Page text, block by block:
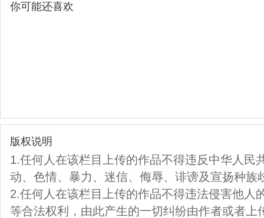
你可能还喜欢
版权说明
1.任何人在该栏目上传的作品不得违反中华人民
动、色情、暴力、迷信、侮辱、诽谤及宣扬种族
2.任何人在该栏目上传的作品不得违法侵害他人
等合法权利，由此产生的一切纠纷由作者或者上